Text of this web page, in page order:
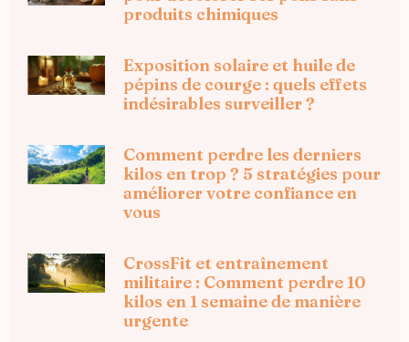
produits chimiques
Exposition solaire et huile de
pépins de courge : quels effets
indésirables surveiller ?
Comment perdre les derniers
kilos en trop ? 5 stratégies pour
améliorer votre confiance en
vous
CrossFit et entraînement
militaire : Comment perdre 10
kilos en 1 semaine de manière
urgente